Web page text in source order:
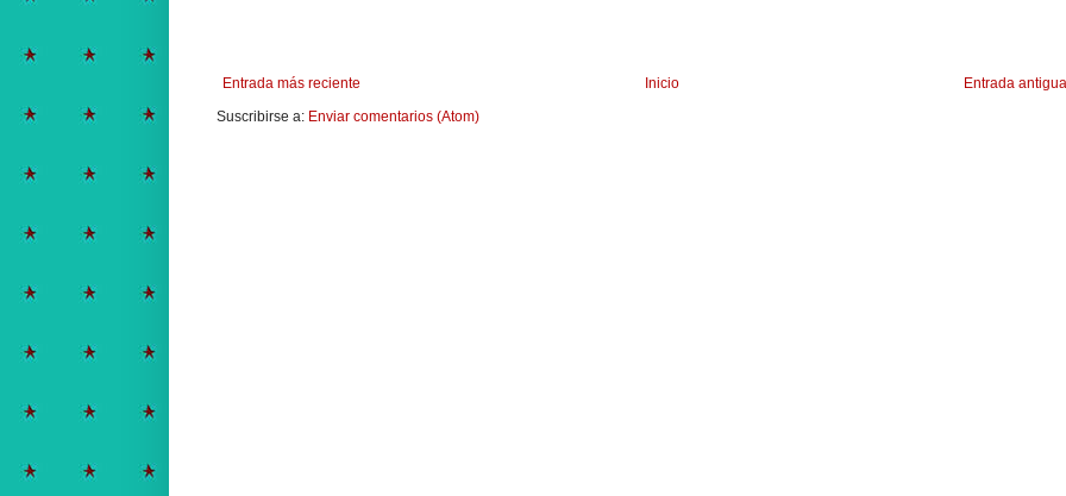
Entrada más reciente Entrada antigua
Inicio
Suscribirse a: Enviar comentarios (Atom)